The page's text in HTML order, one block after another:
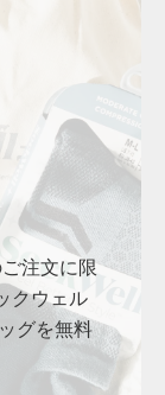
注文に限
クウェル
グを無料